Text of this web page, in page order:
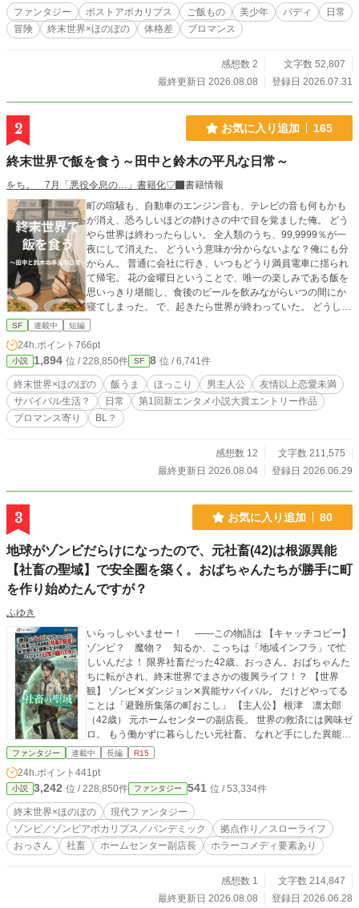
海のスープ。 明日さえ保証されない世界で、二人は食事を分
け合いながら歩き続けていた。 ある日、遺跡から回収した黒
い箱が、セヴァンの名に反応する。 失われた過去を求めて巨
世界の救援機構にまつわる秘密へ巻き込まれていく。そし
て、セヴァンの存在に関わる秘密が明らかになり――！？ こ
自分自身の望みで帰る場所を選ぶまでの物語。 白砂の世界を
舞台にした、冒険と食卓のポストアポカリプス・ファンタジ
ファンタジー ポストアポカリプス ご飯もの 美少年 バディ
日常
冒険
終末世界×ほのぼの 体格差 ブロマンス
感想数 2
文字数 52,807
最終更新日 2026.08.08
登録日 2026.07.31
2 お気に入り追加 165
終末世界で飯を食う～田中と鈴木の平凡な日常～
をち。 7月「悪役令息の…」書籍化♡
書籍情報
町の喧騒も、自動車のエンジン音も、テレビの音も何もかも
が消え、恐ろしいほどの静けさの中で目を覚ました俺。 どう
やら世界は終わったらしい。 全人類のうち、99,9999％が一
夜にして消えた。 どういう意味か分からないよな？俺にも分
からん。 普通に会社に行き、いつもどうり満員電車に揺られ
て帰宅。 花の金曜日ということで、唯一の楽しみである飯を
思いっきり堪能し、食後のビールを飲みながらいつの間にか
寝てしまった。 で、起きたら世界が終わっていた。 どうして
わかったかと言うと、スマホに見知らぬ番号からメッセージ
た。 おめでとう！ あなたは選ばれた人です。 この週末の世
界をお楽しみください」 最初は単なるいたずらだと思ったん
だ。 でも、外に出てみてその言葉が真実だと分かった。
「…………なんだこりゃあ……！人っ子一人いやしね
え……！」 幸いにも奇跡的な確率で、隣んちの鈴木（イケメ
ン）が生きてた！ 助かったぜ、鈴木！ お前がいたら何とか
生き残った 俺田中と、隣の鈴木の 終末飯うまスローライフの
様の一票、お待ちしております！ 表紙のみAIでイラスト作成
したものを編集しました。
SF 連載中 短編
24h.ポイント 766pt
小説 1,894 位 / 228,850件 SF 8 位 / 6,741件
終末世界×ほのぼの 飯うま ほっこり 男主人公
友情以上恋愛未満
サバイバル生活？
日常
第1回新エンタメ小説大賞エントリー作品
ブロマンス寄り
BL？
感想数 12
文字数 211,575
最終更新日 2026.08.04
登録日 2026.06.29
3 お気に入り追加 80
地球がゾンビだらけになったので、元社畜(42)は根源異能
【社畜の聖域】で安全圏を築く。おばちゃんたちが勝手に町
を作り始めたんですが？
ふゆき
いらっしゃいませー！ ――この物語は ​【キャッチコピー】
ゾンビ？ 魔物？ 知るか、こっちは「地域インフラ」で忙
しいんだよ！ 限界社畜だった42歳、おっさん。おばちゃんた
ちに転がされ、終末世界でまさかの復興ライフ！？ ​【世界
観】 ゾンビ✕ダンジョン✕異能サバイバル。 だけどやってる
ことは「避難所集落の町おこし」 ​【主人公】 根津 凛太郎
（42歳） 元ホームセンターの副店長。 世界の救済には興味ゼ
ロ。 もう働かずに暮らしたい元社畜。 なれど手にした異能は
絶対防衛のインフラ特化型。 【あらすじ】 ――その日、隣
貌した。 ​ 根津凛太郎（42歳）は、勤務先のホームセンター
で凄惨なゾンビパニックに巻き込まれる。 極限の絶望の
中、彼が手に入れたのは戦闘力ゼロながら絶対防衛を誇るイ
ンフラ異能【社畜の聖域《ブラック・ドメイン》】。 ​「働き
たくねえ」 ​ そう嘯いて社畜時代の疲れを癒そうとする凛太
郎だったが、おばちゃんズがそれを許さない！ 魔物を料理
く休めると思ったのも束の間。 行政や若者たちから次々と
ファンタジー 連載中 長編 R15
24h.ポイント 441pt
小説 3,242 位 / 228,850件 ファンタジー 541 位 / 53,334件
終末世界×ほのぼの
現代ファンタジー
ゾンビ／ゾンビアポカリプス／パンデミック
拠点作り／スローライフ
おっさん
社畜 ホームセンター副店長 ホラーコメディ要素あり
感想数 1
文字数 214,847
最終更新日 2026.08.08
登録日 2026.06.28